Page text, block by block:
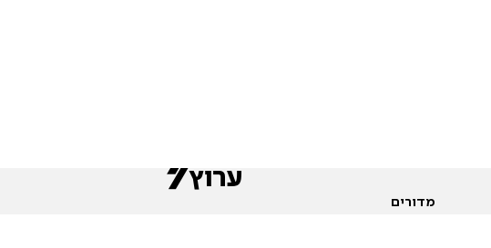
מדורים